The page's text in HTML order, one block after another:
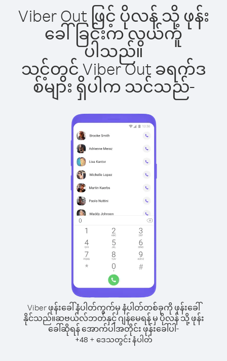
Viber Out ဖြင့် ပိုလန် သို့ ဖုန်း
ခေါ်ခြင်းက လွယ်ကူ
ပါသည်။
သင့်တွင် Viber Out ခရက်ဒ
စ်များ ရှိပါက သင်သည်-
Viber ဖုန်းခေါ်နံပါတ်ကွက်မှ နံပါတ်တစ်ခုကို ဖုန်းခေါ်
နိုင်သည်။ဆဗယ်လ်ဘတ်နှင့် ဂျန်မေရန် မှ ပိုလန် သို့ ဖုန်း
ခေါ်ဆိုရန် အောက်ပါအတိုင်း ဖုန်းခေါ်ပါ-
+48 + ဒေသတွင်း နံပါတ်